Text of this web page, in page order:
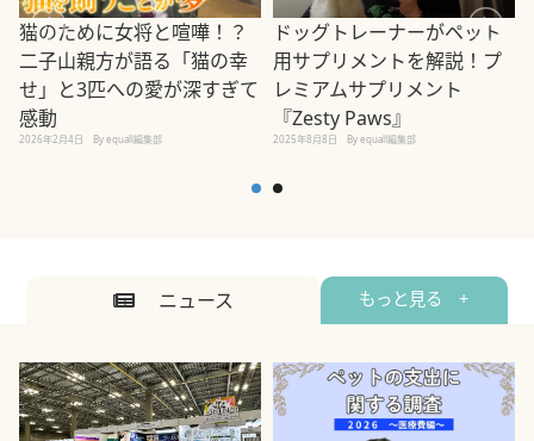
猫のために女将と喧嘩！？
二子山親方が語る「猫の幸
せ」と3匹への愛が深すぎて
感動
2026年2月4日 By equall編集部
ドッグトレーナーがペット
用サプリメントを解説！プ
レミアムサプリメント
『Zesty Paws』
2025年8月8日 By equall編集部
ニュース もっと見る +